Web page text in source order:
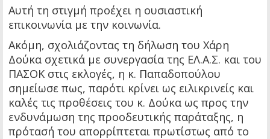
Αυτή τη στιγμή προέχει η ουσιαστική
επικοινωνία με την κοινωνία.
Ακόμη, σχολιάζοντας τη δήλωση του Χάρη
Δούκα σχετικά με συνεργασία της ΕΛ.Α.Σ. και του
ΠΑΣΟΚ στις εκλογές, η κ. Παπαδοπούλου
σημείωσε πως, παρότι κρίνει ως ειλικρινείς και
καλές τις προθέσεις του κ. Δούκα ως προς την
ενδυνάμωση της προοδευτικής παράταξης, η
πρότασή του απορρίπτεται πρωτίστως από το